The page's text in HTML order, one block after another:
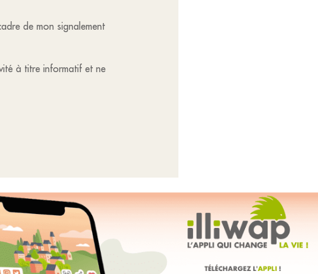
de mon signalement
à titre informatif et ne